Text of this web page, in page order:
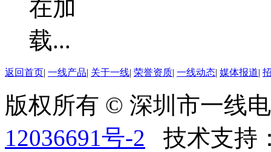
返回首页| 一线产品| 关于一线| 荣誉资质| 一线动态| 媒体报道|
版权所有 © 深圳市一
12036691号-2 技术支持